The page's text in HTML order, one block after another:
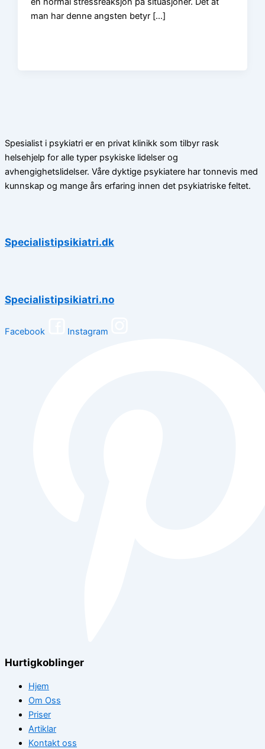
man har denne angsten betyr […]
Spesialist i psykiatri er en privat klinikk som tilbyr rask
helsehjelp for alle typer psykiske lidelser og
avhengighetslidelser. Våre dyktige psykiatere har tonnevis med
kunnskap og mange års erfaring innen det psykiatriske feltet.
Specialistipsikiatri.dk
Specialistipsikiatri.no
Facebook Instagram
Hurtigkoblinger
Hjem
Om Oss
Priser
Artiklar
Kontakt oss